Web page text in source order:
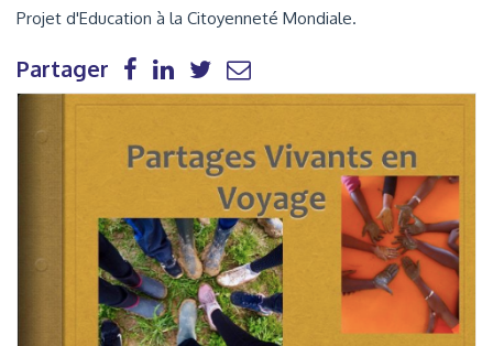
Projet d'Education à la Citoyenneté Mondiale.
Partager